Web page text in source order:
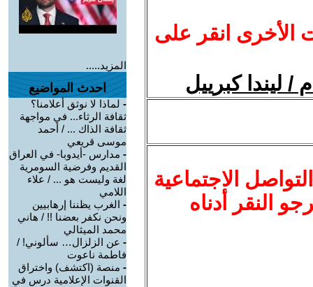
الأخرى انقر على
/ ليندا كبرييل
الاجتماعية
النقر أدناه
المزيد.....
احدث المواضيع
- لماذا لا نوثق أعلامنا؟
ثقافة الرثاء... في مواجهة
ثقافة الذاك ... / أحمد
موسى قريعي
- مدارس -أيدوبا- في العراق
القديم وفرضية السومرية
لغة وليست هو ... / علاء
اللامي
- الغرب يظننا إرهابيين
ونحن نكفر بعضنا !! / هاني
محمد الميثالي
- عن الزلزال… سألوني! /
فاطمة ناعوت
- منصة (اكتشف) واختراق
القنوات الإعلامية درس في